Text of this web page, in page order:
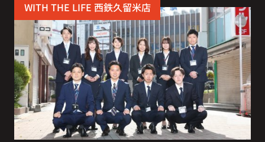
WITH THE LIFE 西鉄久留米店